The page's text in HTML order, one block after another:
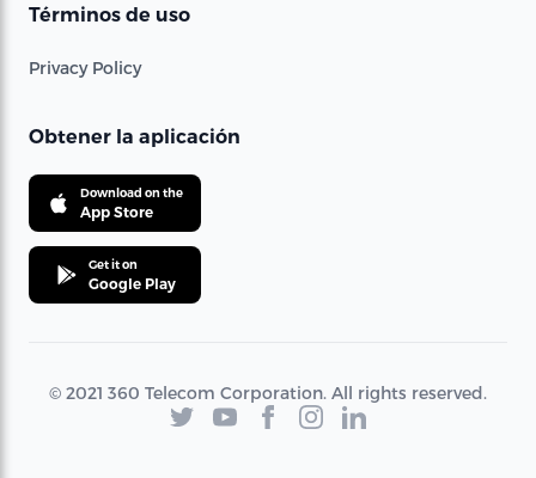
Términos de uso
Privacy Policy
Obtener la aplicación
Download on the
App Store
Get it on
Google Play
© 2021 360 Telecom Corporation. All rights reserved.